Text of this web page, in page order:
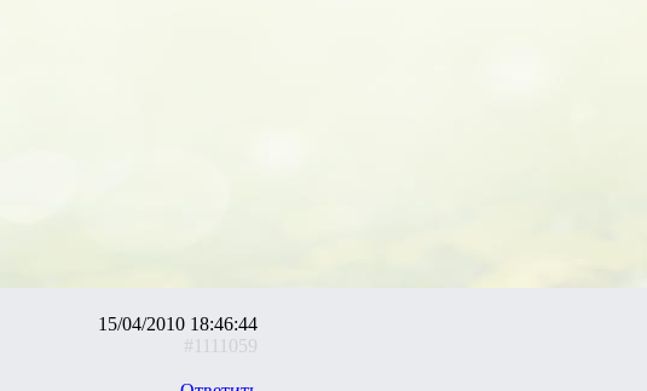
15/04/2010 18:46:44
#1111059